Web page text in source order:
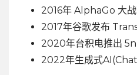
2016年 AlphaGo 大
2017年谷歌发布
2020年台积电推出
2022年生成式